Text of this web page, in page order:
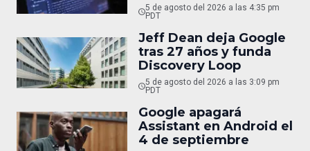
5 de agosto del 2026 a las 4:35 pm
PDT
Jeff Dean deja Google
tras 27 años y funda
Discovery Loop
5 de agosto del 2026 a las 3:09 pm
PDT
Google apagará
Assistant en Android el
4 de septiembre